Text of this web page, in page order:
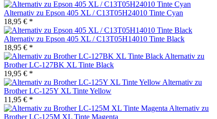
Alternativ zu Epson 405 XL / C13T05H24010 Tinte Cyan
18,95 € *
Alternativ zu Epson 405 XL / C13T05H14010 Tinte Black
18,95 € *
Alternativ zu
Brother LC-127BK XL Tinte Black
19,95 € *
Alternativ zu
Brother LC-125Y XL Tinte Yellow
11,95 € *
Alternativ zu
Brother LC-125M XL Tinte Magenta